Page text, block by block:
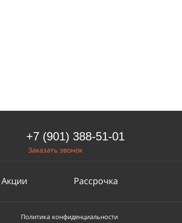
+7 (901) 388-51-01
Заказать звонок
Акции Рассрочка
Политика конфиденциальности